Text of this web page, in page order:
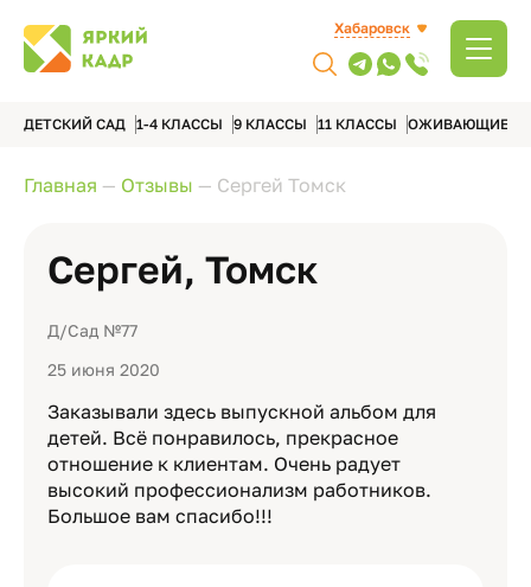
Хабаровск
ДЕТСКИЙ САД 1-4 КЛАССЫ 9 КЛАССЫ 11 КЛАССЫ ОЖИВАЮЩИЕ
Главная — Отзывы — Сергей Томск
Сергей, Томск
Д/Сад №77
25 июня 2020
Заказывали здесь выпускной альбом для
детей. Всё понравилось, прекрасное
отношение к клиентам. Очень радует
высокий профессионализм работников.
Большое вам спасибо!!!